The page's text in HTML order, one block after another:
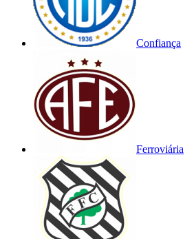
Confiança
Ferroviária